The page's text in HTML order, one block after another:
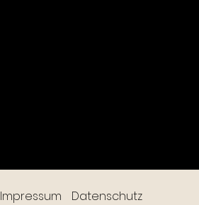
Impressum Datenschutz